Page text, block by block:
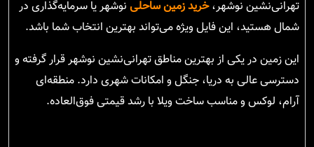
تهرانی‌نشین نوشهر،خرید زمین ساحلی نوشهر یا سرمایه‌گذاری در
شمال هستید، این فایل ویژه می‌تواند بهترین انتخاب شما باشد.
این زمین در یکی از بهترین مناطق تهرانی‌نشین نوشهر قرار گرفته و
دسترسی عالی به دریا، جنگل و امکانات شهری دارد. منطقه‌ای
آرام، لوکس و مناسب ساخت ویلا با رشد قیمتی فوق‌العاده.